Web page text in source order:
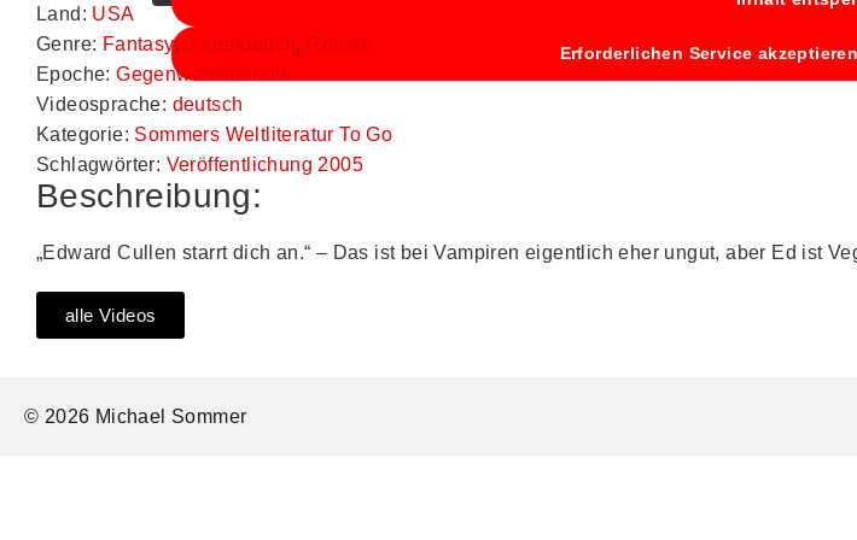
Erforderlichen Service
Land: USA
Genre: Fantasy, Jugendbuch, Roman
Epoche:Gegenwartsliteratur
Videosprache: deutsch
Kategorie: Sommers Weltliteratur To Go
Schlagwörter: Veröffentlichung 2005
Beschreibung:
„Edward Cullen starrt dich an.“ – Das ist bei Vampiren eigentlich eher ungut, aber Ed ist
alle Videos
© 2026 Michael Sommer